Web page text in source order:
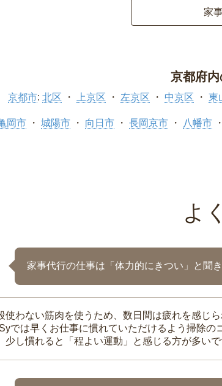
家
京都府
京都市: 北区 上京区 左京区 中京区 東
岡市 城陽市 向日市 長岡京市 八幡市
よ
家事代行の仕事は「体力的にきつい」と聞
使わない筋肉を使うため、数日間は疲れを感じら
では早くお仕事に慣れていただけるよう掃除の
少し慣れると「程よい運動」と感じる方が多い